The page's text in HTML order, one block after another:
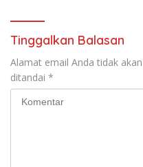
Tinggalkan Balasan
Alamat email Anda tidak
ditandai *